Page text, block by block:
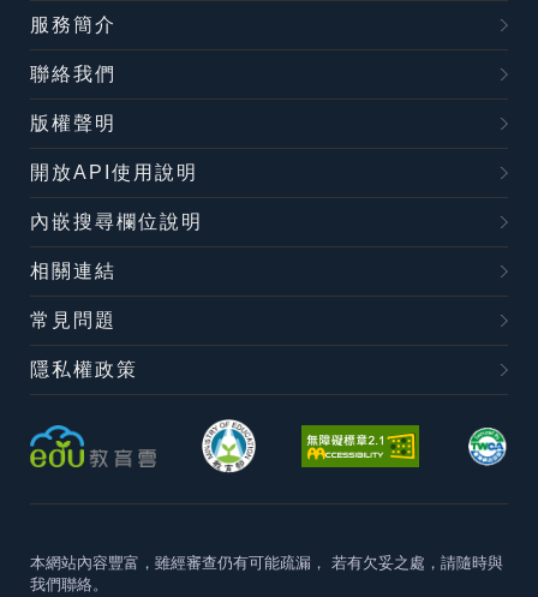
服務簡介
聯絡我們
版權聲明
開放API使用說明
內嵌搜尋欄位說明
相關連結
常見問題
隱私權政策
本網站內容豐富，雖經審查仍有可能疏漏， 若有欠妥之處，請隨時與
我們聯絡。